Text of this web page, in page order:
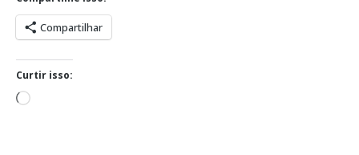
Compartilhar
Curtir isso:
Carregando...